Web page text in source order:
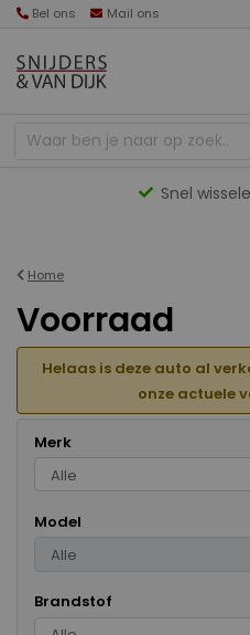
Bel ons Mail ons
Home
Voorraad
Helaas is deze auto al
onze actuele
Merk
Model
Brandstof